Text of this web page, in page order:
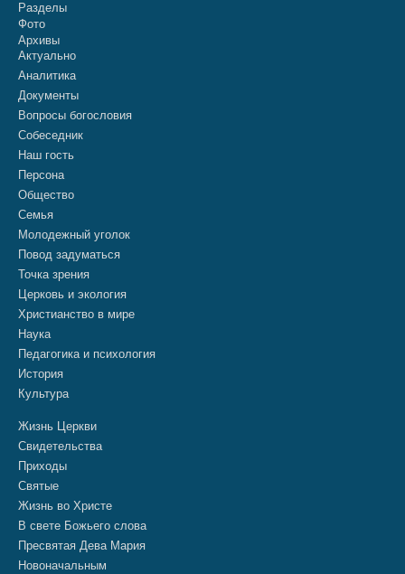
Разделы
Фото
Архивы
Актуально
Аналитика
Документы
Вопросы богословия
Собеседник
Наш гость
Персона
Общество
Семья
Молодежный уголок
Повод задуматься
Точка зрения
Церковь и экология
Христианство в мире
Наука
Педагогика и психология
История
Культура
Жизнь Церкви
Свидетельства
Приходы
Святые
Жизнь во Христе
В свете Божьего слова
Пресвятая Дева Мария
Новоначальным